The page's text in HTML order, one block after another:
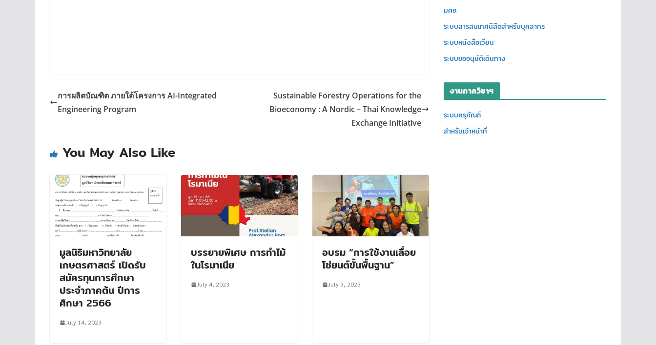
การผลิตบัณฑิต ภายใต้โครงการ AI-Integrated
Engineering Program
Sustainable Forestry Operations for the
Bioeconomy : A Nordic – Thai Knowledge
Exchange Initiative
You May Also Like
มูลนิธิมหาวิทยาลัย
เกษตรศาสตร์ เปิดรับ
สมัครทุนการศึกษา
ประจำภาคต้น ปีการ
ศึกษา 2566
July 14, 2023
บรรยายพิเศษ การทำไม้
ในโรมาเนีย
July 4, 2023
อบรม “การใช้งานเลื่อย
โซ่ยนต์ขั้นพื้นฐาน”
July 3, 2023
มคอ.
ระบบสารสนเทศนิสิตสำหรับบุคลากร
ระบบหนังสือเวียน
ระบบขออนุมัติเดินทาง
งานภาควิชาฯ
ระบบครุภัณฑ์
สำหรับเจ้าหน้าที่